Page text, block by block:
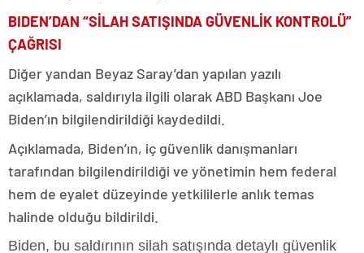
BIDEN’DAN “SİLAH SATIŞINDA GÜVENLİK KONTROLÜ”
ÇAĞRISI
Diğer yandan Beyaz Saray’dan yapılan yazılı
açıklamada, saldırıyla ilgili olarak ABD Başkanı Joe
Biden’ın bilgilendirildiği kaydedildi.
Açıklamada, Biden’ın, iç güvenlik danışmanları
tarafından bilgilendirildiği ve yönetimin hem federal
hem de eyalet düzeyinde yetkililerle anlık temas
halinde olduğu bildirildi.
Biden, bu saldırının silah satışında detaylı güvenlik